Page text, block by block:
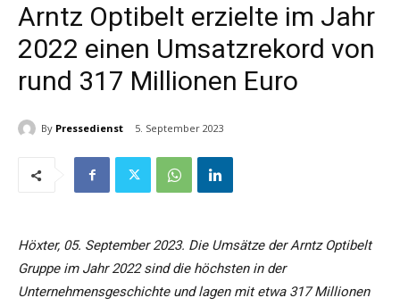
Arntz Optibelt erzielte im Jahr
2022 einen Umsatzrekord von
rund 317 Millionen Euro
By Pressedienst 5. September 2023
Höxter, 05. September 2023. Die Umsätze der Arntz Optibelt
Gruppe im Jahr 2022 sind die höchsten in der
Unternehmensgeschichte und lagen mit etwa 317 Millionen